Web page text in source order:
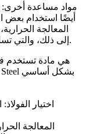
مواد مساعدة
المعالجة
إلى ذلك، والتي تساعد على تحسين الأداء وعمر الخدمة للفولاذ.
اختيار
المعالجة